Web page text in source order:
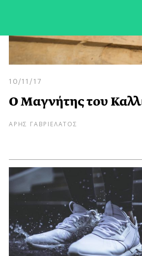
10/11/17
Ο Μαγνήτης του
ΑΡΗΣ ΓΑΒΡΙΕΛΑΤΟΣ